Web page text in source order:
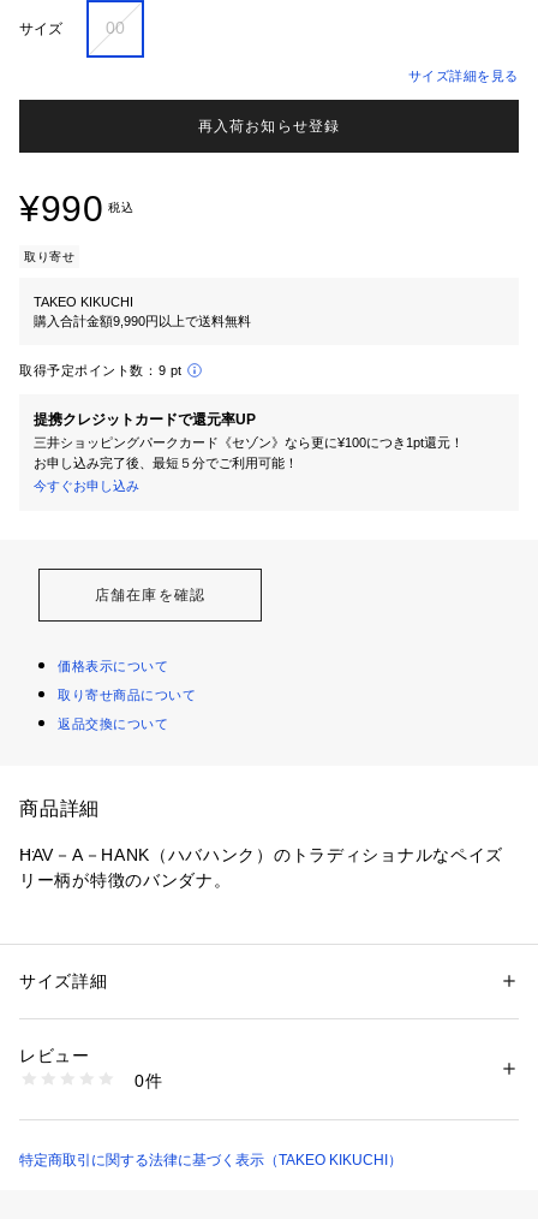
サイズ 00
サイズ詳細を見る
再入荷お知らせ登録
¥990 税込
取り寄せ
TAKEO KIKUCHI
購入合計金額9,990円以上で送料無料
取得予定ポイント数： 9 pt
提携クレジットカードで還元率UP
三井ショッピングパークカード《セゾン》なら更に¥100につき1pt還元！
お申し込み完了後、最短５分でご利用可能！
今すぐお申し込み
店舗在庫を確認
価格表示について
取り寄せ商品について
返品交換について
商品詳細
HAV－A－HANK（ハバハンク）のトラディショナルなペイズ
リー柄が特徴のバンダナ。
す。
力です。
性別：メンズ
商品番号：
979-05904 （ショップ）
サイズ詳細
レビュー
0件
特定商取引に関する法律に基づく表示（TAKEO KIKUCHI）